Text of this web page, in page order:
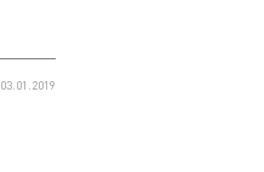
03.01.2019